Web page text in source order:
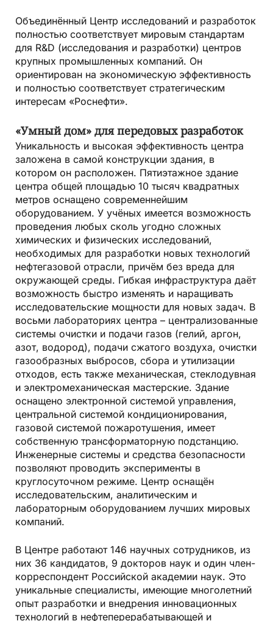
Объединённый Центр исследований и разработок
полностью соответствует мировым стандартам
для R&D (исследования и разработки) центров
крупных промышленных компаний. Он
ориентирован на экономическую эффективность
и полностью соответствует стратегическим
интересам «Роснефти».
«Умный дом» для передовых разработок
Уникальность и высокая эффективность центра
заложена в самой конструкции здания, в
котором он расположен. Пятиэтажное здание
центра общей площадью 10 тысяч квадратных
метров оснащено современнейшим
оборудованием. У учёных имеется возможность
проведения любых сколь угодно сложных
химических и физических исследований,
необходимых для разработки новых технологий
нефтегазовой отрасли, причём без вреда для
окружающей среды. Гибкая инфраструктура даёт
возможность быстро изменять и наращивать
исследовательские мощности для новых задач. В
восьми лабораториях центра – централизованные
системы очистки и подачи газов (гелий, аргон,
азот, водород), подачи сжатого воздуха, очистки
газообразных выбросов, сбора и утилизации
отходов, есть также механическая, стеклодувная
и электромеханическая мастерские. Здание
оснащено электронной системой управления,
центральной системой кондиционирования,
газовой системой пожаротушения, имеет
собственную трансформаторную подстанцию.
Инженерные системы и средства безопасности
позволяют проводить эксперименты в
круглосуточном режиме. Центр оснащён
исследовательским, аналитическим и
лабораторным оборудованием лучших мировых
компаний.
В Центре работают 146 научных сотрудников, из
них 36 кандидатов, 9 докторов наук и один член-
корреспондент Российской академии наук. Это
уникальные специалисты, имеющие многолетний
опыт разработки и внедрения инновационных
технологий в нефтеперерабатывающей и